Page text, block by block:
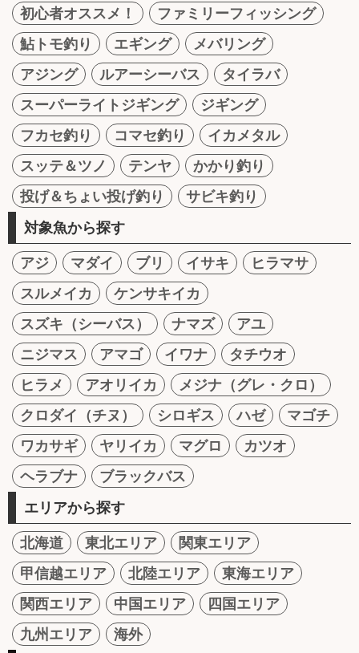
初心者オススメ！
ファミリーフィッシング
鮎トモ釣り
エギング
メバリング
アジング
ルアーシーバス
タイラバ
スーパーライトジギング
ジギング
フカセ釣り
コマセ釣り
イカメタル
スッテ＆ツノ
テンヤ
かかり釣り
投げ＆ちょい投げ釣り
サビキ釣り
対象魚から探す
アジ マダイ ブリ イサキ
ヒラマサ
スルメイカ
ケンサキイカ
スズキ（シーバス）
ナマズ
アユ
ニジマス
アマゴ イワナ
タチウオ
ヒラメ
アオリイカ
メジナ（グレ・クロ）
クロダイ（チヌ）
シロギス ハゼ
マゴチ
ワカサギ
ヤリイカ マグロ
カツオ
ヘラブナ
ブラックバス
エリアから探す
北海道 東北エリア
関東エリア
甲信越エリア
北陸エリア
東海エリア
関西エリア
中国エリア
四国エリア
九州エリア
海外